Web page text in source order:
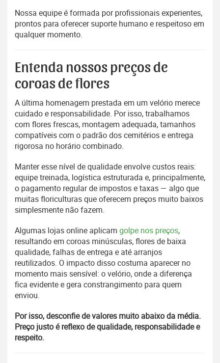
Nossa equipe é formada por profissionais experientes,
prontos para oferecer suporte humano e respeitoso em
qualquer momento.
Entenda nossos preços de
coroas de flores
A última homenagem prestada em um velório merece
cuidado e responsabilidade. Por isso, trabalhamos
com flores frescas, montagem adequada, tamanhos
compatíveis com o padrão dos cemitérios e entrega
rigorosa no horário combinado.
Manter esse nível de qualidade envolve custos reais:
equipe treinada, logística estruturada e, principalmente,
o pagamento regular de impostos e taxas — algo que
muitas floriculturas que oferecem preços muito baixos
simplesmente não fazem.
Algumas lojas online aplicam golpe nos preços,
resultando em coroas minúsculas, flores de baixa
qualidade, falhas de entrega e até arranjos
reutilizados. O impacto disso costuma aparecer no
momento mais sensível: o velório, onde a diferença
fica evidente e gera constrangimento para quem
enviou.
Por isso, desconfie de valores muito abaixo da média.
Preço justo é reflexo de qualidade, responsabilidade e
respeito.